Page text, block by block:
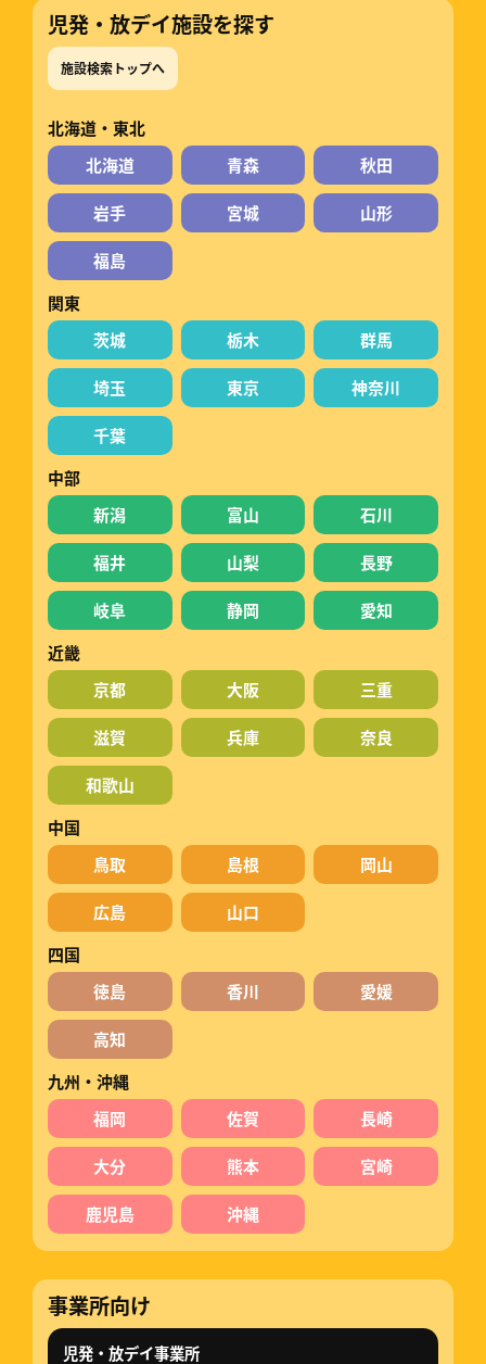
児発・放デイ施設を探す
施設検索トップへ
北海道・東北
北海道
青森 秋田
岩手 宮城 山形
福島
関東
茨城
栃木 群馬
埼玉 東京 神奈川
千葉
中部
新潟
富山 石川
福井 山梨 長野
岐阜 静岡
愛知
近畿
京都
大阪 三重
滋賀 兵庫 奈良
和歌山
中国
鳥取
島根 岡山
広島
山口
四国
徳島
香川 愛媛
高知
九州・沖縄
福岡
佐賀 長崎
大分 熊本 宮崎
鹿児島 沖縄
事業所向け
児発・放デイ事業所